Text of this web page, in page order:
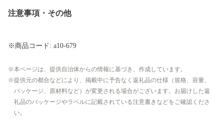
注意事項・その他
※商品コード: a10-679
本ページは、提供自治体からの情報に基づき、作成しています。
提供元の都合などにより、掲載中に予告なく返礼品の仕様（規格、容量、
パッケージ、原材料など）が変更される場合がございます。お届けした返
礼品のパッケージやラベルに記載されている注意書きなどをご確認くださ
い。